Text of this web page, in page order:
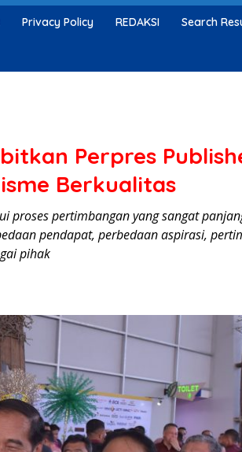
Privacy Policy REDAKSI Search
Perpres
Berkualitas
proses pertimbangan yang sangat
pendapat, perbedaan aspirasi,
pihak